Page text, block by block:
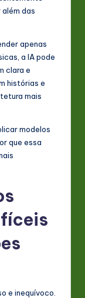
das
apenas
a IA pode
clara e
histórias e
mais
modelos
que essa
e inequívoco.